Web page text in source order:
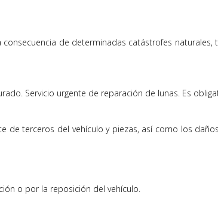
de determinadas catástrofes
Servicio urgente de reparación de lunas. Es
terceros del vehículo y piezas, así como los
o por la reposición del vehículo.